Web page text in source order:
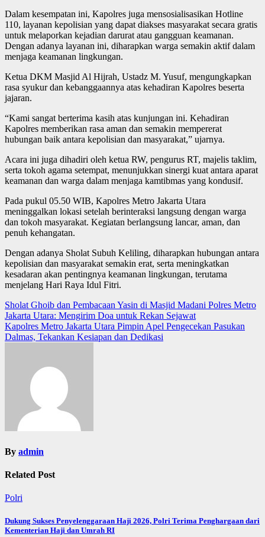
Dalam kesempatan ini, Kapolres juga mensosialisasikan Hotline
110, layanan kepolisian yang dapat diakses masyarakat secara gratis
untuk melaporkan kejadian darurat atau gangguan keamanan.
Dengan adanya layanan ini, diharapkan warga semakin aktif dalam
menjaga keamanan lingkungan.
Ketua DKM Masjid Al Hijrah, Ustadz M. Yusuf, mengungkapkan
rasa syukur dan kebanggaannya atas kehadiran Kapolres beserta
jajaran.
“Kami sangat berterima kasih atas kunjungan ini. Kehadiran
Kapolres memberikan rasa aman dan semakin mempererat
hubungan baik antara kepolisian dan masyarakat,” ujarnya.
Acara ini juga dihadiri oleh ketua RW, pengurus RT, majelis taklim,
serta tokoh agama setempat, menunjukkan sinergi kuat antara aparat
keamanan dan warga dalam menjaga kamtibmas yang kondusif.
Pada pukul 05.50 WIB, Kapolres Metro Jakarta Utara
meninggalkan lokasi setelah berinteraksi langsung dengan warga
dan tokoh masyarakat. Kegiatan berlangsung lancar, aman, dan
penuh kehangatan.
Dengan adanya Sholat Subuh Keliling, diharapkan hubungan antara
kepolisian dan masyarakat semakin erat, serta meningkatkan
kesadaran akan pentingnya keamanan lingkungan, terutama
menjelang Hari Raya Idul Fitri.
Post
navigation
Sholat Ghoib dan Pembacaan Yasin di Masjid Madani Polres Metro
Jakarta Utara: Mengirim Doa untuk Rekan Sejawat
Kapolres Metro Jakarta Utara Pimpin Apel Pengecekan Pasukan
Dalmas, Tekankan Kesiapan dan Dedikasi
By admin
Related Post
Polri
Dukung Sukses Penyelenggaraan Haji 2026, Polri Terima Penghargaan dari
Kementerian Haji dan Umrah RI